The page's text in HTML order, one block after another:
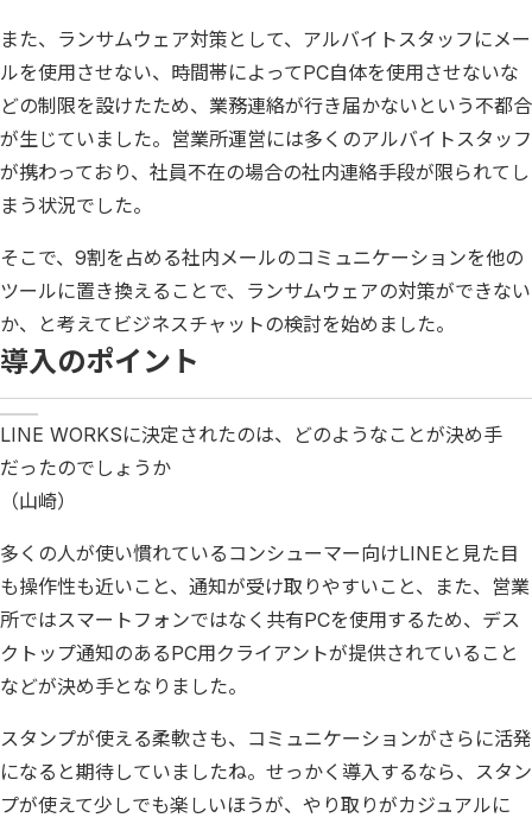
また、ランサムウェア対策として、アルバイトスタッフにメー
ルを使用させない、時間帯によってPC自体を使用させないな
どの制限を設けたため、業務連絡が行き届かないという不都合
が生じていました。営業所運営には多くのアルバイトスタッフ
が携わっており、社員不在の場合の社内連絡手段が限られてし
まう状況でした。
そこで、9割を占める社内メールのコミュニケーションを他の
ツールに置き換えることで、ランサムウェアの対策ができない
か、と考えてビジネスチャットの検討を始めました。
導入のポイント
LINE WORKSに決定されたのは、どのようなことが決め手
だったのでしょうか
（山崎）
多くの人が使い慣れているコンシューマー向けLINEと見た目
も操作性も近いこと、通知が受け取りやすいこと、また、営業
所ではスマートフォンではなく共有PCを使用するため、デス
クトップ通知のあるPC用クライアントが提供されていること
などが決め手となりました。
スタンプが使える柔軟さも、コミュニケーションがさらに活発
になると期待していましたね。せっかく導入するなら、スタン
プが使えて少しでも楽しいほうが、やり取りがカジュアルに